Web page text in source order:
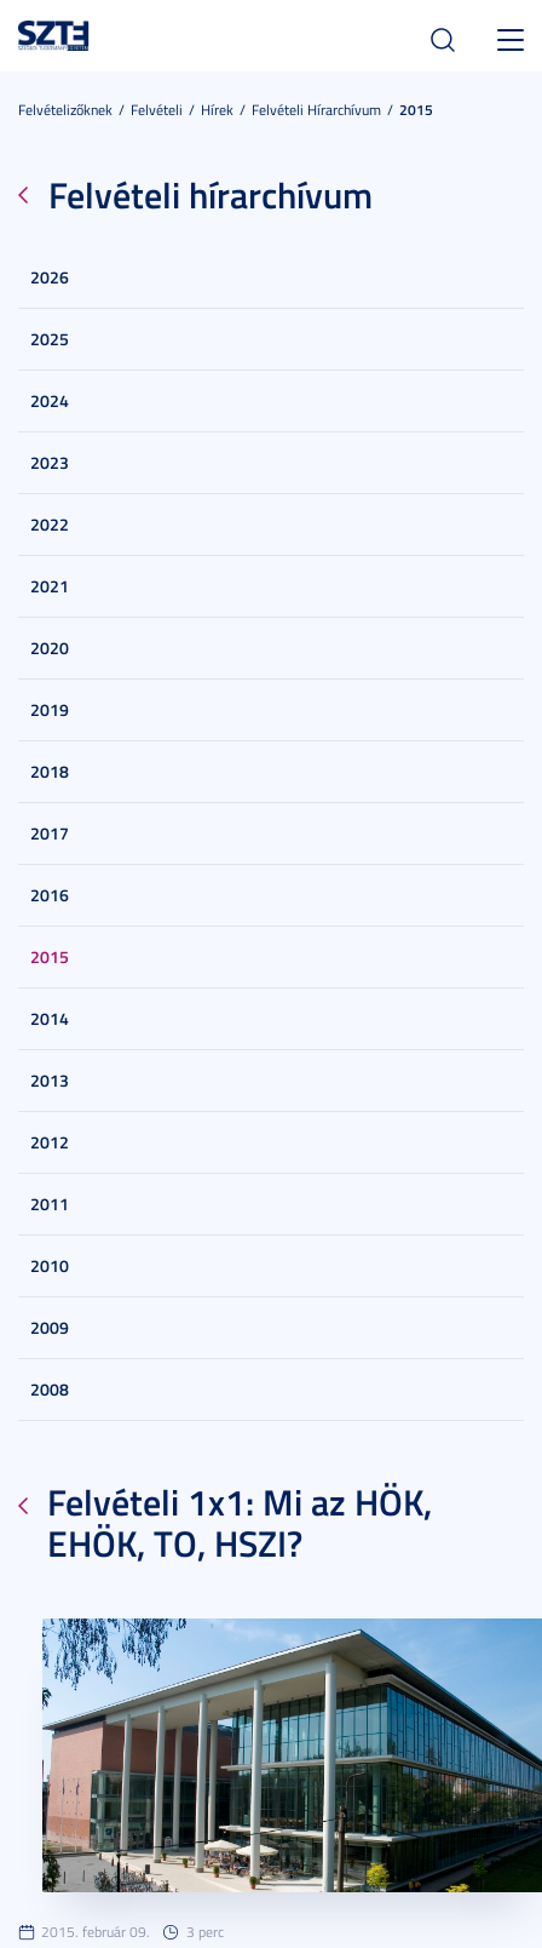
Felvételizőknek Felvételi Hírek Felvételi Hírarchívum 2015
Felvételi hírarchívum
2026
2025
2024
2023
2022
2021
2020
2019
2018
2017
2016
2015
2014
2013
2012
2011
2010
2009
2008
Felvételi 1x1: Mi az HÖK,
EHÖK, TO, HSZI?
2015. február 09. 3 perc